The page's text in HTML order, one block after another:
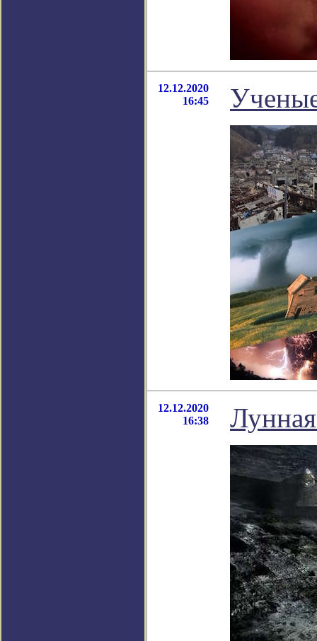
12.12.2020
16:45
12.12.2020
16:38